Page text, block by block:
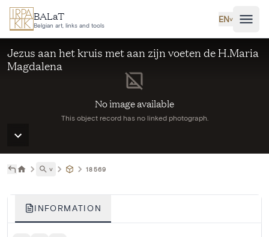
Skip to main content
BALaT
Belgian art, links and tools
EN˅
No image available
This object record has no linked photograph.
Jezus aan het kruis met aan zijn voeten de H.Maria
Magdalena
˅ 18569
INFORMATION